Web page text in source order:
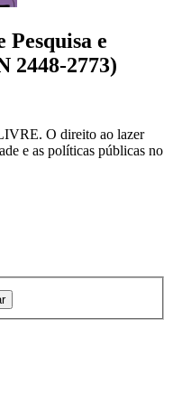
Pesquisa e
2448-2773)
O direito ao lazer
e as políticas públicas no